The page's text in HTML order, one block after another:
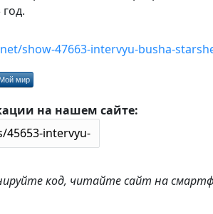
show-47663-intervyu-busha-
мир
на нашем сайте:
код, читайте сайт на